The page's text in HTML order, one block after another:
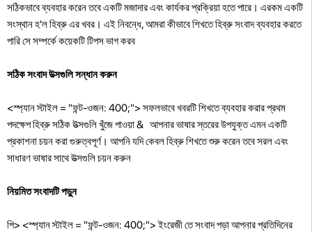
সঠিকভাবে ব্যবহার করেন তবে একটি মজাদার এবং কার্যকর প্রক্রিয়া হতে পারে। এরকম একটি
সংস্থান হ'ল হিব্রু এর খবর। এই নিবন্ধে, আমরা কীভাবে শিখতে হিব্রু সংবাদ ব্যবহার করতে
পারি সে সম্পর্কে কয়েকটি টিপস ভাগ করব
সঠিক সংবাদ উত্সগুলি সন্ধান করুন
<স্প্যান স্টাইল = "ফন্ট-ওজন: 400;"> সফলভাবে খবরটি শিখতে ব্যবহার করার প্রথম
পদক্ষেপ হিব্রু সঠিক উত্সগুলি খুঁজে পাওয়া & আপনার ভাষার স্তরের উপযুক্ত এমন একটি
প্রকাশনা চয়ন করা গুরুত্বপূর্ণ। আপনি যদি কেবল হিব্রু শিখতে শুরু করেন তবে সরল এবং
সাধারণ ভাষার সাথে উত্সগুলি চয়ন করুন
নিয়মিত সংবাদটি পড়ুন
পি> <স্প্যান স্টাইল = "ফন্ট-ওজন: 400;"> ইংরেজী তে সংবাদ পড়া আপনার প্রতিদিনের